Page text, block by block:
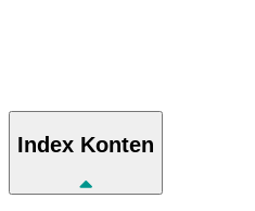
Index Konten